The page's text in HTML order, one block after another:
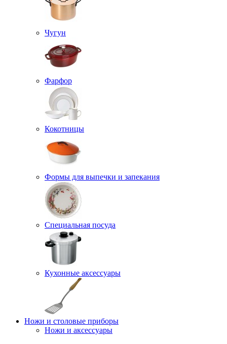
Чугун
Фарфор
Кокотницы
Формы для выпечки и запекания
Специальная посуда
Кухонные аксессуары
Ножи и столовые приборы
Ножи и аксессуары